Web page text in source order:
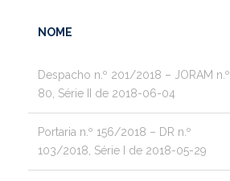
NOME
Despacho n.º 201/2018 – JORAM n.º
80, Série II de 2018-06-04
Portaria n.º 156/2018 – DR n.º
103/2018, Série I de 2018-05-29